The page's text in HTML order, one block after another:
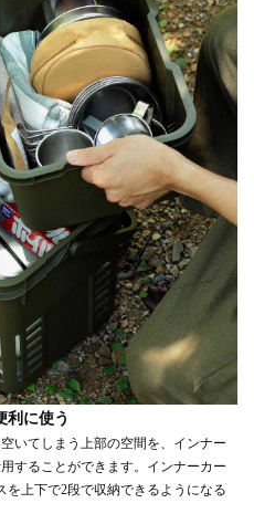
利に使う
いてしまう上部の空間を、インナー
することができます。インナーカー
を上下で2段で収納できるようになる